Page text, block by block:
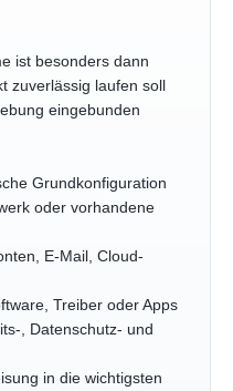
ist besonders dann
zuverlässig laufen soll
eingebunden
Grundkonfiguration
oder vorhandene
E-Mail, Cloud-
Treiber oder Apps
, Datenschutz- und
in die wichtigsten